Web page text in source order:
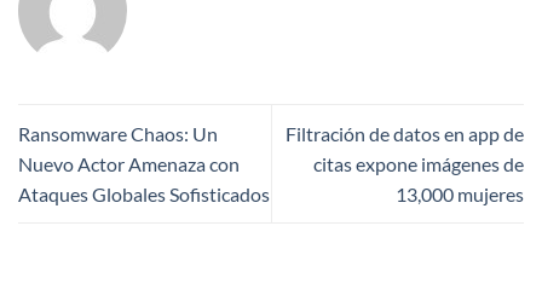
Ransomware Chaos: Un
Nuevo Actor Amenaza con
Ataques Globales Sofisticados
Filtración de datos en app de
citas expone imágenes de
13,000 mujeres